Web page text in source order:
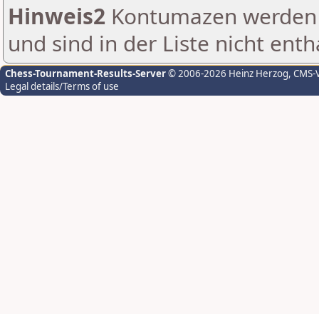
Hinweis2 Kontumazen
und sind in der Liste nicht
Chess-Tournament-Results-Server© 2006-2026 Heinz Herzog,
Legal details/Terms of use